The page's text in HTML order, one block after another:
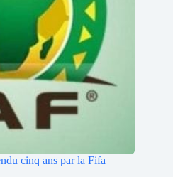
cinq ans par la Fifa